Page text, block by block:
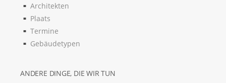
Architekten
Plaats
Termine
Gebäudetypen
ANDERE DINGE, DIE WIR TUN